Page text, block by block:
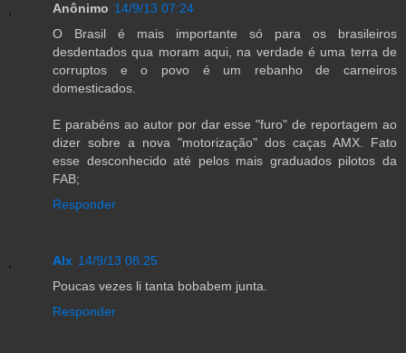
Anônimo 14/9/13 07:24
O Brasil é mais importante só para os brasileiros
desdentados qua moram aqui, na verdade é uma terra de
corruptos e o povo é um rebanho de carneiros
domesticados.
E parabéns ao autor por dar esse "furo" de reportagem ao
dizer sobre a nova "motorização" dos caças AMX. Fato
esse desconhecido até pelos mais graduados pilotos da
FAB;
Responder
Alx 14/9/13 08:25
Poucas vezes li tanta bobabem junta.
Responder